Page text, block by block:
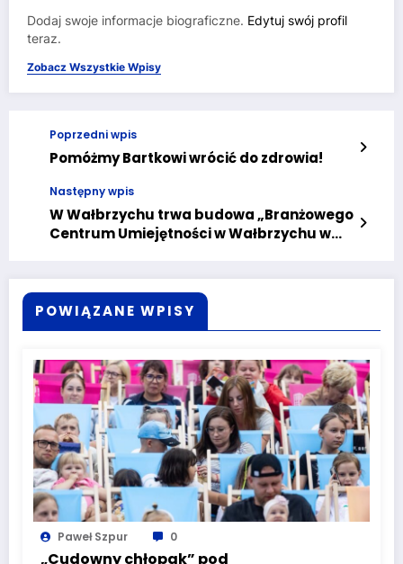
Dodaj swoje informacje biograficzne. Edytuj swój profil
teraz.
Zobacz Wszystkie Wpisy
Poprzedni wpis
Pomóżmy Bartkowi wrócić do zdrowia!
Następny wpis
W Wałbrzychu trwa budowa „Branżowego
Centrum Umiejętności w Wałbrzychu w
POWIĄZANE WPISY
Paweł Szpur 0
„Cudowny chłopak” pod